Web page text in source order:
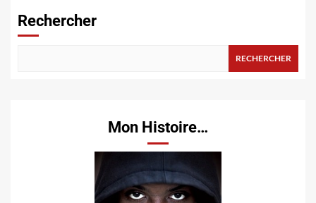
Rechercher
RECHERCHER
Mon Histoire…